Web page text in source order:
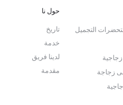
التجميل
زجاجة
حول نا
مقدمة
تاريخ
خدمة
لدينا فريق